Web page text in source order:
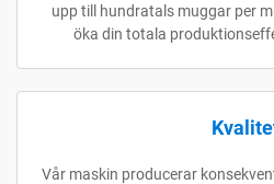
upp till hundratals muggar per
öka din totala
Vår maskin producerar